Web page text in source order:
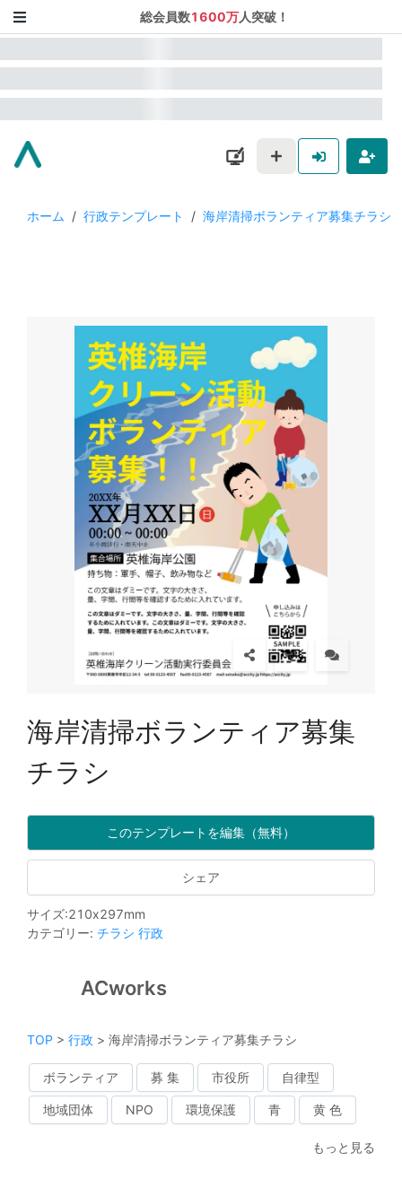
総会員数1600万人突破！
ホーム / 行政テンプレート / 海岸清掃ボランティア募集チラシ
海岸清掃ボランティア募集
チラシ
このテンプレートを編集（無料）
シェア
サイズ:210x297mm
カテゴリー: チラシ 行政
ACworks
TOP > 行政 > 海岸清掃ボランティア募集チラシ
ボランティア 募 集 市役所 自律型
地域団体 NPO 環境保護 青 黄 色
もっと見る